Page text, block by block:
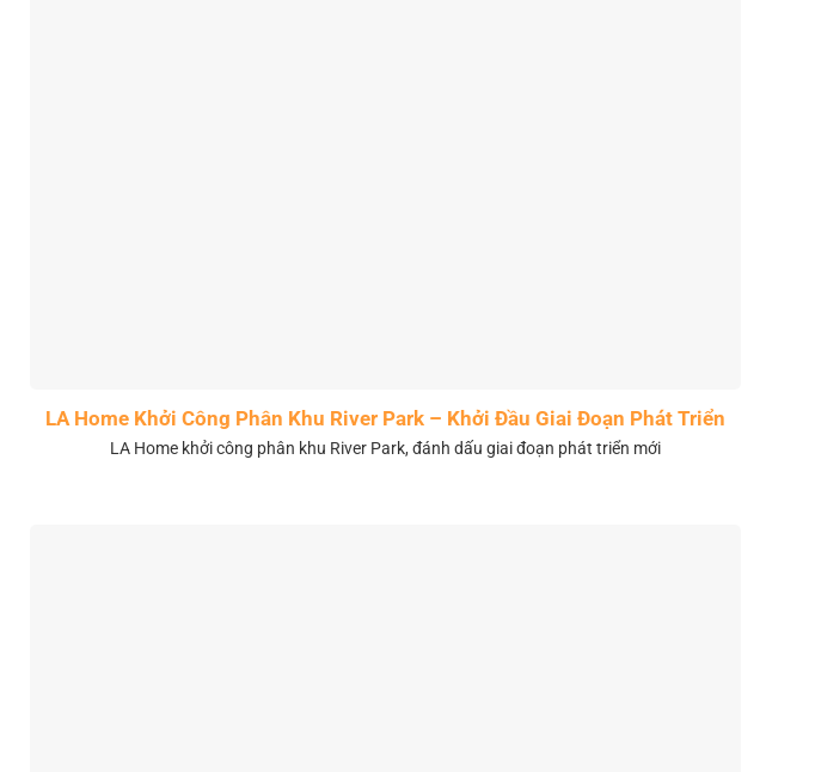
LA Home Khởi Công Phân Khu River Park – Khởi Đầu Giai Đoạn Phát Triển
Mới
LA Home khởi công phân khu River Park, đánh dấu giai đoạn phát triển mới